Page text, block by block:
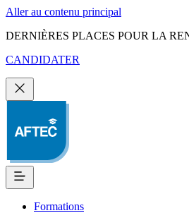
Aller au contenu principal
DERNIÈRES PLACES POUR LA
CANDIDATER
Formations